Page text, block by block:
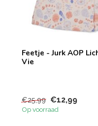
Feetje - Jurk AOP
Vie
€25,99 €12,99
Op voorraad